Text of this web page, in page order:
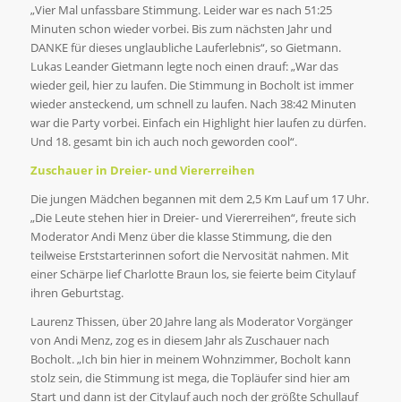
„Vier Mal unfassbare Stimmung. Leider war es nach 51:25
Minuten schon wieder vorbei. Bis zum nächsten Jahr und
DANKE für dieses unglaubliche Lauferlebnis“, so Gietmann.
Lukas Leander Gietmann legte noch einen drauf: „War das
wieder geil, hier zu laufen. Die Stimmung in Bocholt ist immer
wieder ansteckend, um schnell zu laufen. Nach 38:42 Minuten
war die Party vorbei. Einfach ein Highlight hier laufen zu dürfen.
Und 18. gesamt bin ich auch noch geworden cool“.
Zuschauer in Dreier- und Viererreihen
Die jungen Mädchen begannen mit dem 2,5 Km Lauf um 17 Uhr.
„Die Leute stehen hier in Dreier- und Viererreihen“, freute sich
Moderator Andi Menz über die klasse Stimmung, die den
teilweise Erststarterinnen sofort die Nervosität nahmen. Mit
einer Schärpe lief Charlotte Braun los, sie feierte beim Citylauf
ihren Geburtstag.
Laurenz Thissen, über 20 Jahre lang als Moderator Vorgänger
von Andi Menz, zog es in diesem Jahr als Zuschauer nach
Bocholt. „Ich bin hier in meinem Wohnzimmer, Bocholt kann
stolz sein, die Stimmung ist mega, die Topläufer sind hier am
Start und dann ist der Citylauf auch noch der größte Schullauf